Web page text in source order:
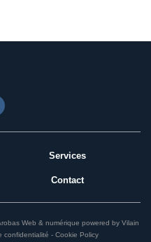
Services
Contact
Web & numérique powered by Vilain
confidentialité Cookie Policy